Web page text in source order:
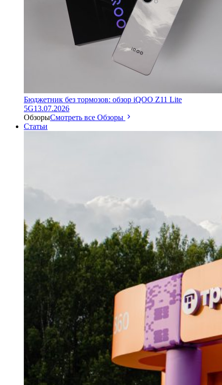
Бюджетник без тормозов: обзор iQOO Z11 Lite
5G13.07.2026
ОбзорыСмотреть все Обзоры
Статьи